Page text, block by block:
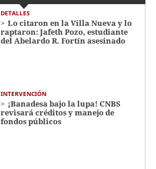
DETALLES
Lo citaron en la Villa Nueva y lo
raptaron: Jafeth Pozo, estudiante
del Abelardo R. Fortín asesinado
INTERVENCIÓN
¡Banadesa bajo la lupa! CNBS
revisará créditos y manejo de
fondos públicos